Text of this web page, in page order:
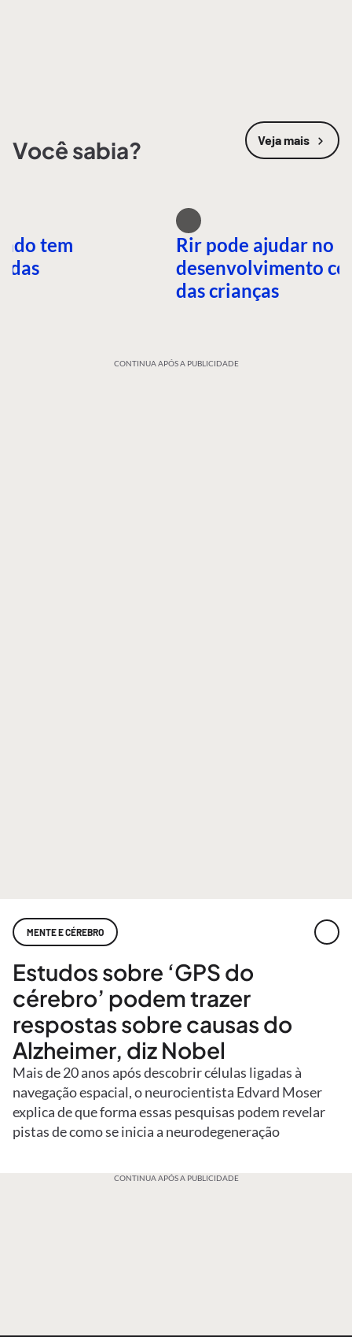
Você sabia? Veja mais
tem
Rir pode ajudar no
desenvolvimento
das crianças
CONTINUA APÓS A PUBLICIDADE
MENTE E CÉREBRO
Estudos sobre ‘GPS do
cérebro’ podem trazer
respostas sobre causas do
Alzheimer, diz Nobel
Mais de 20 anos após descobrir células ligadas à
navegação espacial, o neurocientista Edvard Moser
explica de que forma essas pesquisas podem revelar
pistas de como se inicia a neurodegeneração
CONTINUA APÓS A PUBLICIDADE